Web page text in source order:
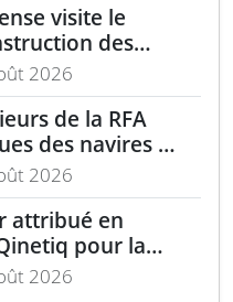
visite le
des
2026
de la RFA
des navires de
2026
attribué en
pour la
2026